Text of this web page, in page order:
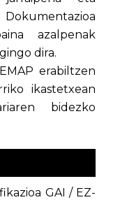
azalpenak
dira.
erabiltzen
ikastetxean
bidezko
GAI / EZ-